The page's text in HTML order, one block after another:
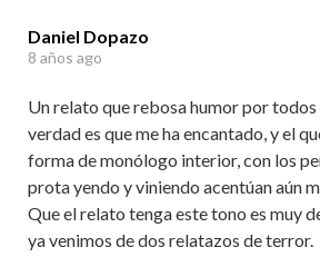
Daniel Dopazo
8 años ago
Un relato que rebosa humor por todos
verdad es que me ha encantado, y el
forma de monólogo interior, con los
prota yendo y viniendo acentúan aún
Que el relato tenga este tono es muy
ya venimos de dos relatazos de terror.